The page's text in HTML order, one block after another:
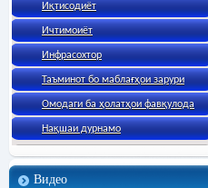
Иқтисодиёт
Ичтимоиёт
Инфрасохтор
Таъминот бо маблағҳои зарури
Омодаги ба ҳолатҳои фавқулода
Нақшаи дурнамо
Видео